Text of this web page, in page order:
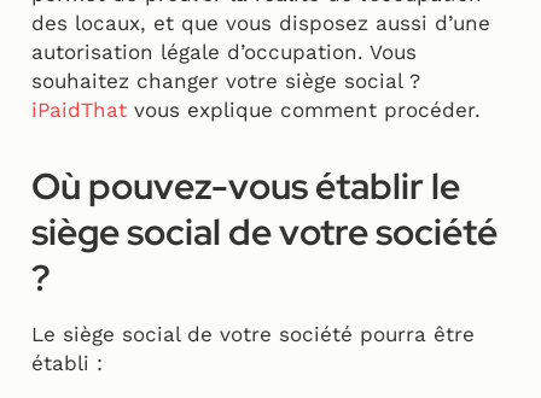
des locaux, et que vous disposez aussi d’une
autorisation légale d’occupation. Vous
souhaitez changer votre siège social ?
iPaidThat vous explique comment procéder.
Où pouvez-vous établir le
siège social de votre société
?
Le siège social de votre société pourra être
établi :